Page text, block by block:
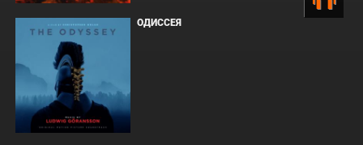
ОДИССЕЯ